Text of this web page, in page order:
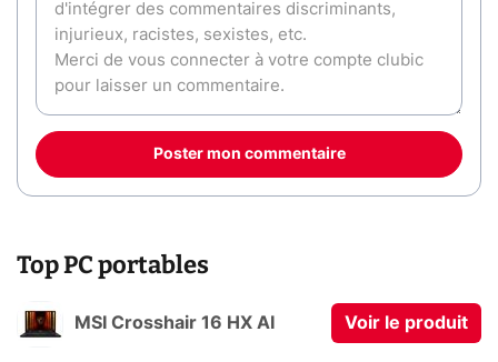
Poster mon commentaire
Top PC portables
MSI Crosshair 16 HX AI Voir le produit